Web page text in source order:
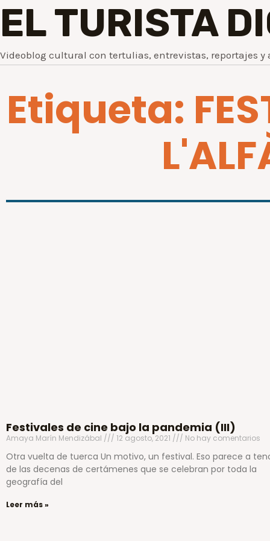
EL TURISTA
Videoblog cultural con tertulias, entrevistas, reportajes y
Etiqueta:
Festivales de cine bajo la pandemia (III)
Amaya Marín Mendizábal 12 agosto, 2021 No hay comentarios
Otra vuelta de tuerca Un motivo, un festival. Eso parece a
de las decenas de certámenes que se celebran por toda la
geografía del
Leer más »